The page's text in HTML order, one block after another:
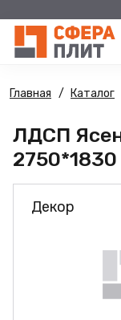
Главная Каталог
ЛДСП
Декор